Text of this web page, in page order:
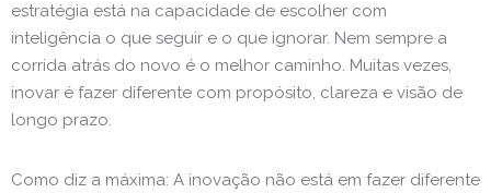
estratégia está na capacidade de escolher com
inteligência o que seguir e o que ignorar. Nem sempre a
corrida atrás do novo é o melhor caminho. Muitas vezes,
inovar é fazer diferente com propósito, clareza e visão de
longo prazo.
Como diz a máxima: A inovação não está em fazer diferente